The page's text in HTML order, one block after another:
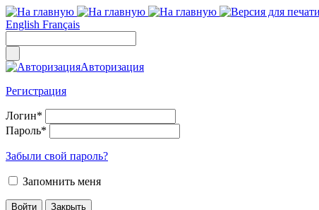
English Français
Авторизация
Регистрация
Логин*
Пароль*
Забыли свой пароль?
Запомнить меня